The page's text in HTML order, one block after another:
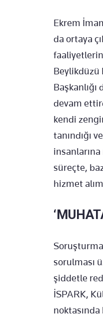
Ekrem
da ortaya
Beylikdüzü
devam
kendi
tanındığı
süreçte,
hizmet
Soruşturma
sorulması
şiddetle
İSPARK,